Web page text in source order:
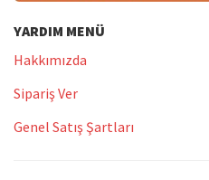
YARDIM MENÜ
Hakkımızda
Sipariş Ver
Genel Satış Şartları